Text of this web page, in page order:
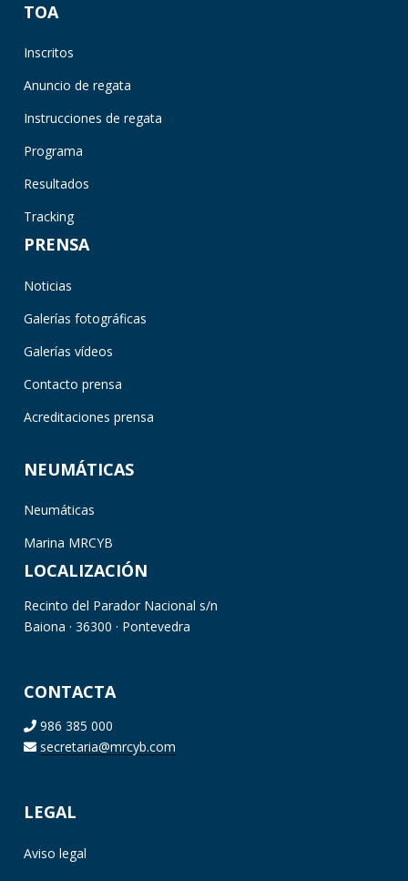
TOA
Inscritos
Anuncio de regata
Instrucciones de regata
Programa
Resultados
Tracking
PRENSA
Noticias
Galerías fotográficas
Galerías vídeos
Contacto prensa
Acreditaciones prensa
NEUMÁTICAS
Neumáticas
Marina MRCYB
LOCALIZACIÓN
Recinto del Parador Nacional s/n
Baiona · 36300 · Pontevedra
CONTACTA
986 385 000
secretaria@mrcyb.com
LEGAL
Aviso legal